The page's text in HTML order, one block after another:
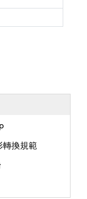
轉換規範